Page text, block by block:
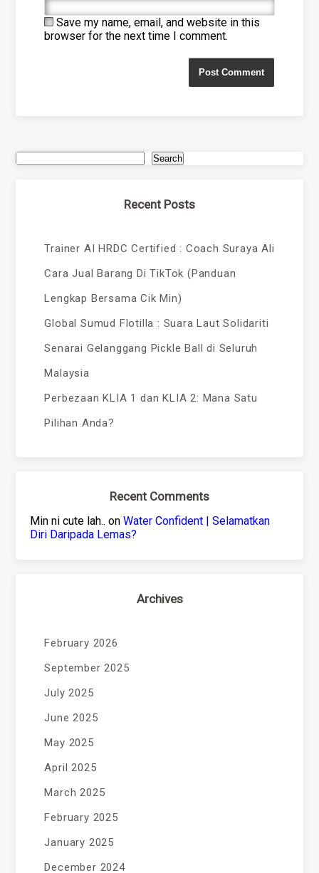
Save my name, email, and website in this
browser for the next time I comment.
Search
Recent Posts
Trainer AI HRDC Certified : Coach Suraya Ali
Cara Jual Barang Di TikTok (Panduan
Lengkap Bersama Cik Min)
Global Sumud Flotilla : Suara Laut Solidariti
Senarai Gelanggang Pickle Ball di Seluruh
Malaysia
Perbezaan KLIA 1 dan KLIA 2: Mana Satu
Pilihan Anda?
Recent Comments
Min ni cute lah.. onWater Confident | Selamatkan
Diri Daripada Lemas?
Archives
February 2026
September 2025
July 2025
June 2025
May 2025
April 2025
March 2025
February 2025
January 2025
December 2024